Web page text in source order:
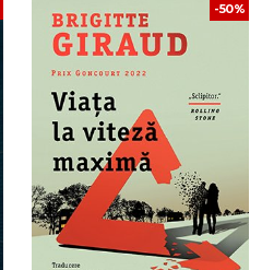
-50%